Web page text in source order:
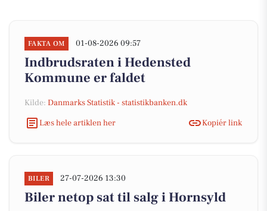
FAKTA OM 01-08-2026 09:57
Indbrudsraten i Hedensted
Kommune er faldet
Kilde: Danmarks Statistik - statistikbanken.dk
Læs hele artiklen her
Kopiér link
BILER 27-07-2026 13:30
Biler netop sat til salg i Hornsyld